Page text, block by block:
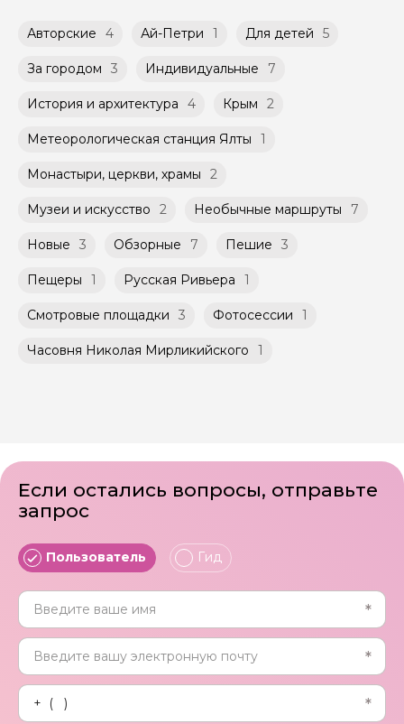
города: история, судьбы, впечатления.
обсудить с гидом заранее.
заблаговременно до начала путешествия,
указанной на странице самого тура и
Агрегатором дополнительного соглашения
к Оферте Сервиса.
Способы оплаты на сайте: Картой
российского банка можно оплатить любую
экскурсию.
Групповые экскурсии проходят по
Помимо Вас, на групповой экскурсии могут
быть незнакомые для Вас люди.
Мини-группы проводятся на тех же
условиях, что и групповые, но с количество
участников ограничено (группа может быть
Авторские 4 Ай-Петри 1 Для детей 5
За городом 3 Индивидуальные 7
История и архитектура 4 Крым 2
Метеорологическая станция Ялты 1
Монастыри, церкви, храмы 2
Музеи и искусство 2 Необычные маршруты 7
Новые 3 Обзорные 7 Пешие 3
Пещеры 1 Русская Ривьера 1
Смотровые площадки 3 Фотосессии 1
Часовня Николая Мирликийского 1
Если остались вопросы, отправьте
запрос
Пользователь Гид